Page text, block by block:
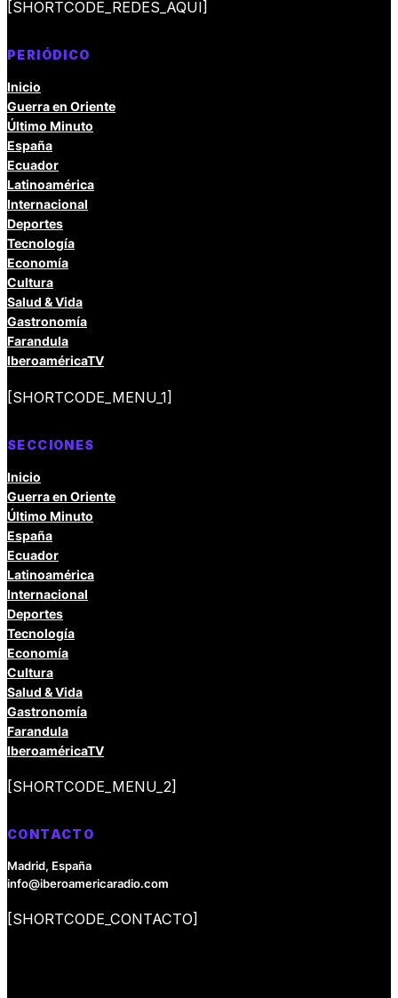
[SHORTCODE_REDES_AQUI]
PERIÓDICO
Inicio
Guerra en Oriente
Último Minuto
España
Ecuador
Latinoamérica
Internacional
Deportes
Tecnología
Economía
Cultura
Salud & Vida
Gastronomía
Farandula
IberoaméricaTV
[SHORTCODE_MENU_1]
SECCIONES
Inicio
Guerra en Oriente
Último Minuto
España
Ecuador
Latinoamérica
Internacional
Deportes
Tecnología
Economía
Cultura
Salud & Vida
Gastronomía
Farandula
IberoaméricaTV
[SHORTCODE_MENU_2]
CONTACTO
Madrid, España
info@iberoamericaradio.com
[SHORTCODE_CONTACTO]